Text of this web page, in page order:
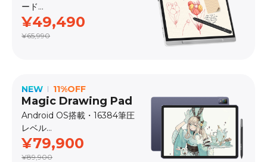
ード
発売日：2025.3
¥49,490
¥65,990
NEW 11%OFF
Magic Drawing Pad
Android OS搭載・16384筆圧
レベル
発売日：2025.8
¥79,900
¥89,900